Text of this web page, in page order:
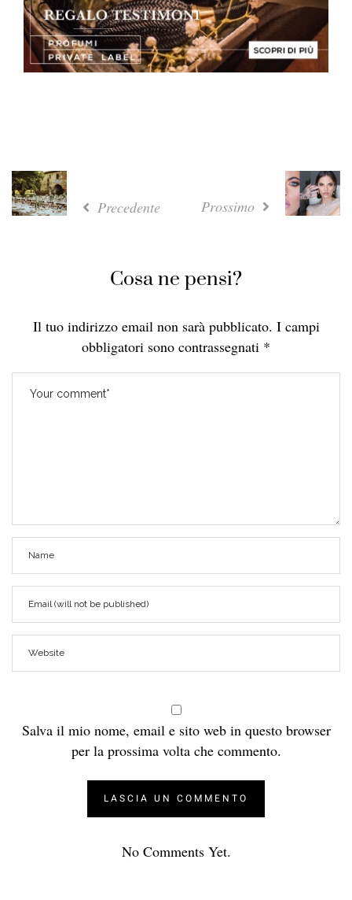
Precedente Prossimo
Cosa ne pensi?
Il tuo indirizzo email non sarà pubblicato. I campi
obbligatori sono contrassegnati *
Salva il mio nome, email e sito web in questo browser
per la prossima volta che commento.
No Comments Yet.